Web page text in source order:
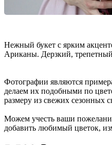
Нежный букет с ярким
Ариканы. Дерзкий,
Фотографии являются
делаем их подобными по
размеру из свежих сезонных
Можем учесть ваши
добавить любимый цветок,